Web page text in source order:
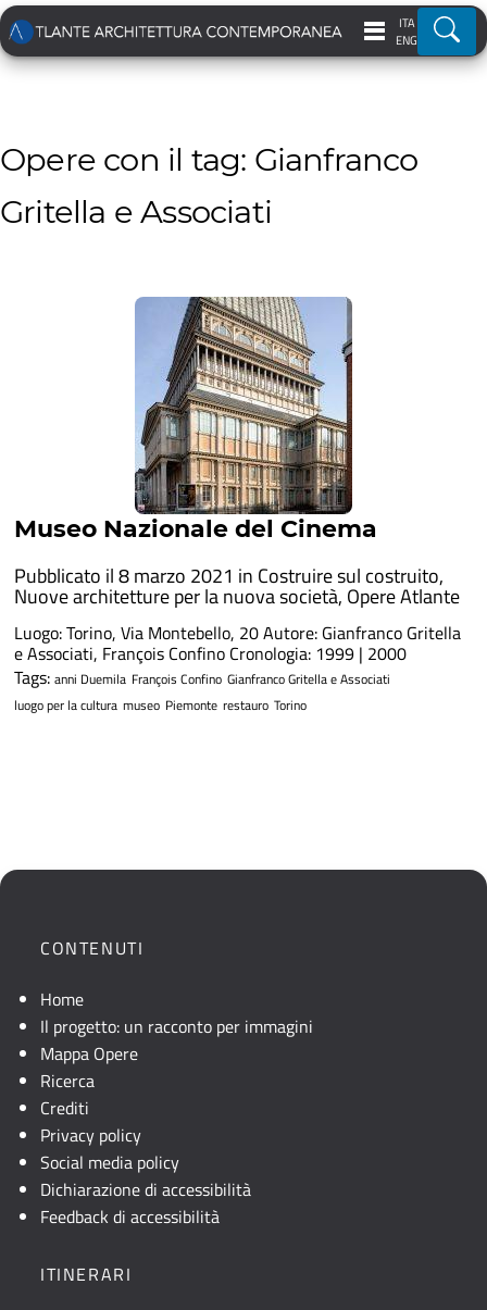
ITA
ENG
Opere con il tag: Gianfranco
Gritella e Associati
Museo Nazionale del Cinema
Pubblicato il 8 marzo 2021 in Costruire sul costruito,
Nuove architetture per la nuova società, Opere Atlante
Luogo: Torino, Via Montebello, 20 Autore: Gianfranco Gritella
e Associati, François Confino Cronologia: 1999 | 2000
Tags: anni Duemila François Confino Gianfranco Gritella e Associati
luogo per la cultura museo Piemonte restauro Torino
CONTENUTI
Home
Il progetto: un racconto per immagini
Mappa Opere
Ricerca
Crediti
Privacy policy
Social media policy
Dichiarazione di accessibilità
Feedback di accessibilità
ITINERARI